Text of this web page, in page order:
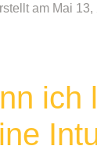
am Mai 13,
ich